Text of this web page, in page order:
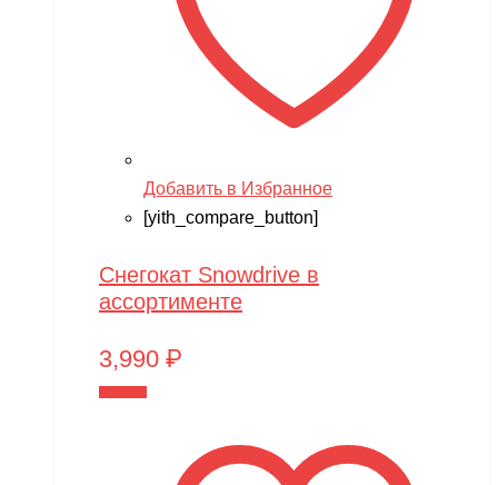
Добавить в Избранное
[yith_compare_button]
Снегокат Snowdrive в
ассортименте
3,990 ₽